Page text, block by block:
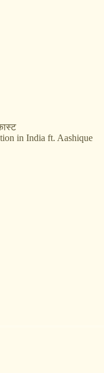
in India ft. Aashique